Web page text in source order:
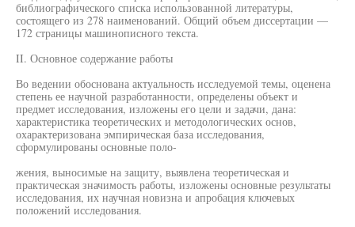
библиографического списка использованной литературы,
состоящего из 278 наименований. Общий объем диссертации —
172 страницы машинописного текста.
II. Основное содержание работы
Во ведении обоснована актуальность исследуемой темы, оценена
степень ее научной разработанности, определены объект и
предмет исследования, изложены его цели и задачи, дана:
характеристика теоретических и методологических основ,
охарактеризована эмпирическая база исследования,
сформулированы основные поло-
жения, выносимые на защиту, выявлена теоретическая и
практическая значимость работы, изложены основные результаты
исследования, их научная новизна и апробация ключевых
положений исследования.